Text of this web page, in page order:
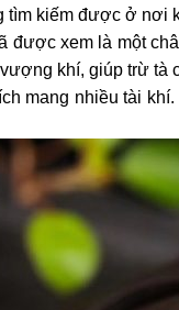
tìm kiếm được ở nơi
được xem là một
khí, giúp trừ tà
mang nhiều tài